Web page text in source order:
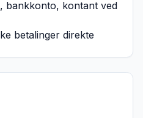
bankkonto, kontant ved
betalinger direkte